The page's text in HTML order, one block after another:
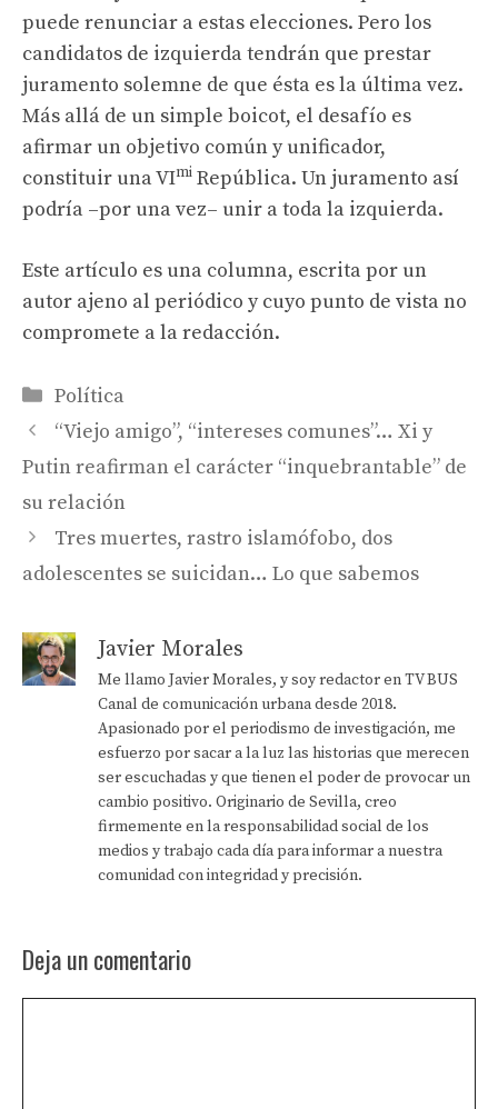
puede renunciar a estas elecciones. Pero los
candidatos de izquierda tendrán que prestar
juramento solemne de que ésta es la última vez.
Más allá de un simple boicot, el desafío es
afirmar un objetivo común y unificador,
constituir una VImi República. Un juramento así
podría –por una vez– unir a toda la izquierda.
Este artículo es una columna, escrita por un
autor ajeno al periódico y cuyo punto de vista no
compromete a la redacción.
Categorías
Política
“Viejo amigo”, “intereses comunes”… Xi y
Putin reafirman el carácter “inquebrantable” de
su relación
Tres muertes, rastro islamófobo, dos
adolescentes se suicidan… Lo que sabemos
Javier Morales
Me llamo Javier Morales, y soy redactor en TV BUS
Canal de comunicación urbana desde 2018.
Apasionado por el periodismo de investigación, me
esfuerzo por sacar a la luz las historias que merecen
ser escuchadas y que tienen el poder de provocar un
cambio positivo. Originario de Sevilla, creo
firmemente en la responsabilidad social de los
medios y trabajo cada día para informar a nuestra
comunidad con integridad y precisión.
Deja un comentario